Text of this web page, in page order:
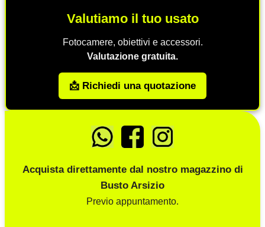
Valutiamo il tuo usato
Fotocamere, obiettivi e accessori.
Valutazione gratuita.
📩 Richiedi una quotazione
Acquista direttamente dal nostro magazzino di
Busto Arsizio
Previo appuntamento.